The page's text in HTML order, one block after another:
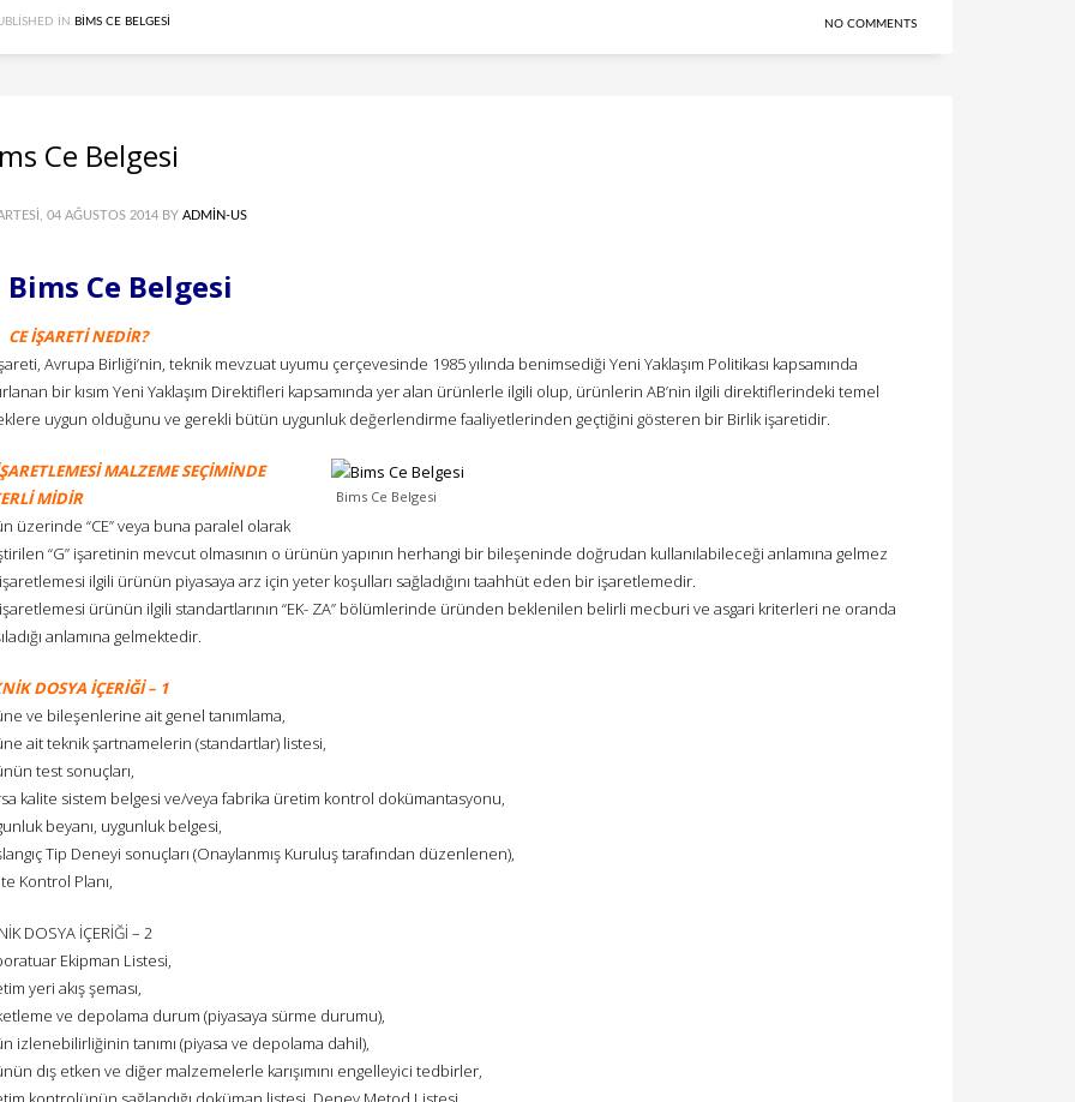
IN BIMS CE BELGESI NO COMMENTS
Ce Belgesi
04 AĞUSTOS 2014 BY ADMIN-US
Bims Ce Belgesi
CE İŞARETİ NEDİR?
Avrupa Birliği’nin, teknik mevzuat uyumu çerçevesinde 1985 yılında benimsediği Yeni Yaklaşım Politikası kapsamında
bir kısım Yeni Yaklaşım Direktifleri kapsamında yer alan ürünlerle ilgili olup, ürünlerin AB’nin ilgili direktiflerindeki temel
uygun olduğunu ve gerekli bütün uygunluk değerlendirme faaliyetlerinden geçtiğini gösteren bir Birlik işaretidir.
Bims Ce Belgesi
MALZEME SEÇİMİNDE
MİDİR
üzerinde “CE” veya buna paralel olarak
“G” işaretinin mevcut olmasının o ürünün yapının herhangi bir bileşeninde doğrudan kullanılabileceği anlamına gelmez
ilgili ürünün piyasaya arz için yeter koşulları sağladığını taahhüt eden bir işaretlemedir.
ürünün ilgili standartlarının “EK- ZA” bölümlerinde üründen beklenilen belirli mecburi ve asgari kriterleri ne oranda
anlamına gelmektedir.
DOSYA İÇERİĞİ – 1
ve bileşenlerine ait genel tanımlama,
ait teknik şartnamelerin (standartlar) listesi,
test sonuçları,
kalite sistem belgesi ve/veya fabrika üretim kontrol dokümantasyonu,
beyanı, uygunluk belgesi,
Tip Deneyi sonuçları (Onaylanmış Kuruluş tarafından düzenlenen),
Kontrol Planı,
DOSYA İÇERİĞİ – 2
Ekipman Listesi,
yeri akış şeması,
ve depolama durum (piyasaya sürme durumu),
izlenebilirliğinin tanımı (piyasa ve depolama dahil),
dış etken ve diğer malzemelerle karışımını engelleyici tedbirler,